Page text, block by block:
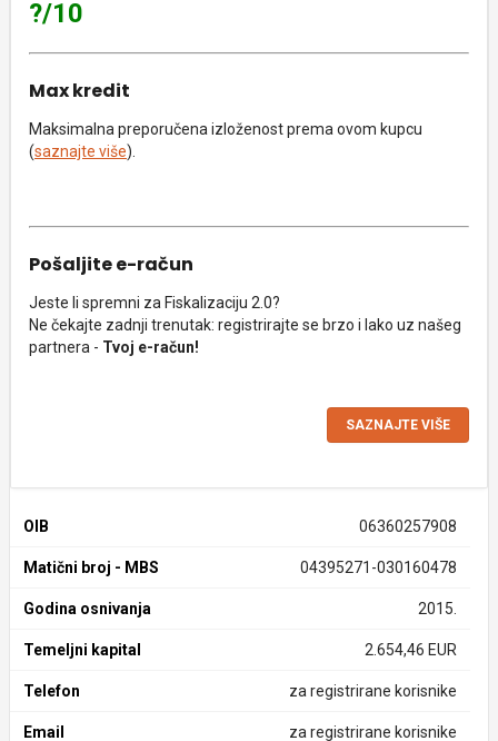
?/10
Max kredit
Maksimalna preporučena izloženost prema ovom kupcu
(saznajte više).
Pošaljite e-račun
Jeste li spremni za Fiskalizaciju 2.0?
Ne čekajte zadnji trenutak: registrirajte se brzo i lako uz našeg
partnera - Tvoj e-račun!
SAZNAJTE VIŠE
OIB 06360257908
Matični broj - MBS 04395271-030160478
Godina osnivanja 2015.
Temeljni kapital 2.654,46 EUR
Telefon za registrirane korisnike
Email za registrirane korisnike